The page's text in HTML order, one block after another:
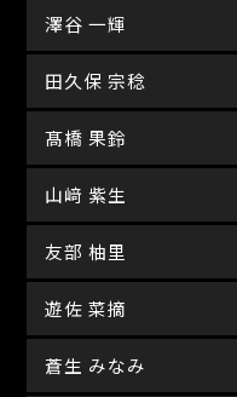
澤谷 一輝
田久保 宗稔
髙橋 果鈴
山﨑 紫生
友部 柚里
遊佐 菜摘
蒼生 みなみ